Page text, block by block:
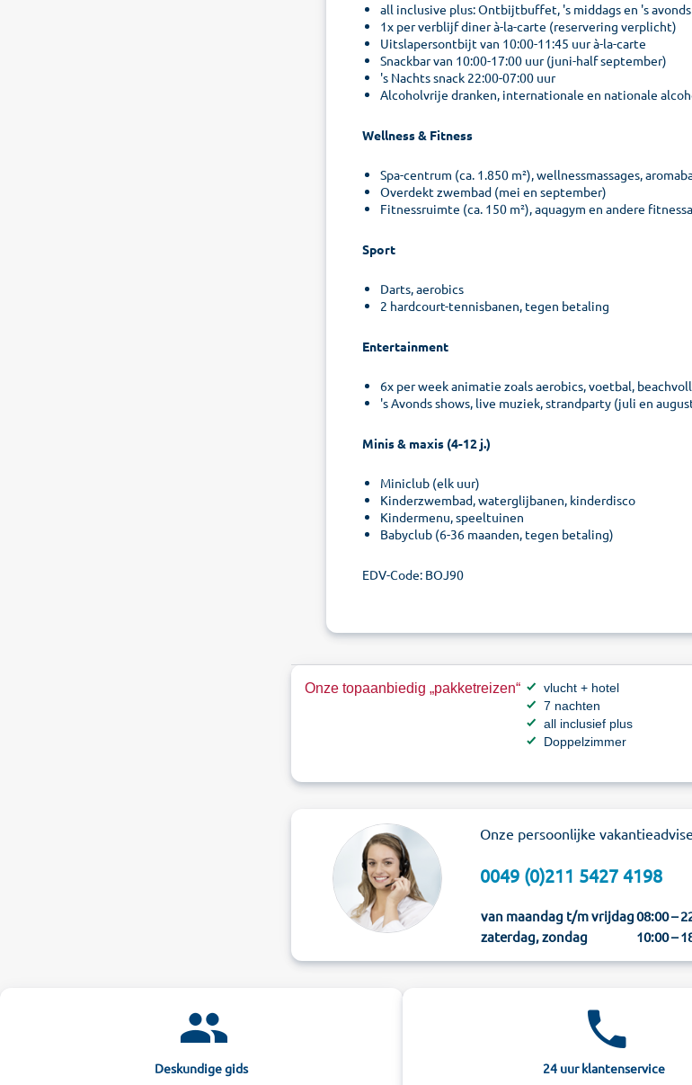
all inclusive plus: Ontbijtbuffet, 's middags en 's
1x per verblijf diner à-la-carte (reservering verplicht)
Uitslapersontbijt van 10:00-11:45 uur à-la-carte
Snackbar van 10:00-17:00 uur (juni-half september)
's Nachts snack 22:00-07:00 uur
Alcoholvrije dranken, internationale en nationale
Wellness & Fitness
Spa-centrum (ca. 1.850 m²), wellnessmassages,
Overdekt zwembad (mei en september)
Fitnessruimte (ca. 150 m²), aquagym en andere
Sport
Darts, aerobics
2 hardcourt-tennisbanen, tegen betaling
Entertainment
6x per week animatie zoals aerobics, voetbal,
's Avonds shows, live muziek, strandparty (juli en
Minis & maxis (4-12 j.)
Miniclub (elk uur)
Kinderzwembad, waterglijbanen, kinderdisco
Kindermenu, speeltuinen
Babyclub (6-36 maanden, tegen betaling)
EDV-Code: BOJ90
Onze topaanbiedig „pakketreizen“
vlucht + hotel
7 nachten
all inclusief plus
Doppelzimmer
Onze persoonlijke
0049 (0)211 5427 4198
van maandag t/m vrijdag08:00 –
zaterdag, zondag
10:00 –
Deskundige gids 24 uur klantenservice